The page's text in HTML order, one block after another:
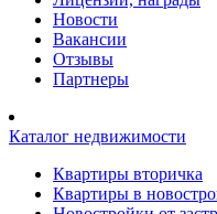
Новости
Вакансии
Отзывы
Партнеры
Каталог недвижимости
Квартиры вторичка
Квартиры в